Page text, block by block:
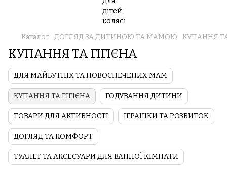
Каталог ДОГЛЯД ЗА ДИТИНОЮ ТА МАМОЮ КУПАННЯ
КУПАННЯ ТА ГІГІЄНА
ДЛЯ МАЙБУТНІХ ТА НОВОСПЕЧЕНИХ МАМ
КУПАННЯ ТА ГІГІЄНА ГОДУВАННЯ ДИТИНИ
ТОВАРИ ДЛЯ АКТИВНОСТІ ІГРАШКИ ТА РОЗВИТОК
ДОГЛЯД ТА КОМФОРТ
ТУАЛЕТ ТА АКСЕСУАРИ ДЛЯ ВАННОЇ КІМНАТИ